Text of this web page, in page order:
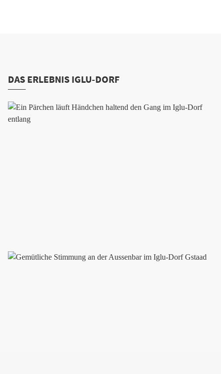
DAS ERLEBNIS IGLU-DORF